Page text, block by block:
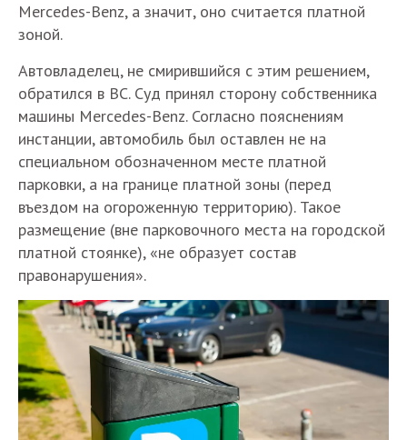
Mercedes-Benz, а значит, оно считается платной
зоной.
Автовладелец, не смирившийся с этим решением,
обратился в ВС. Суд принял сторону собственника
машины Mercedes-Benz. Согласно пояснениям
инстанции, автомобиль был оставлен не на
специальном обозначенном месте платной
парковки, а на границе платной зоны (перед
въездом на огороженную территорию). Такое
размещение (вне парковочного места на городской
платной стоянке), «не образует состав
правонарушения».